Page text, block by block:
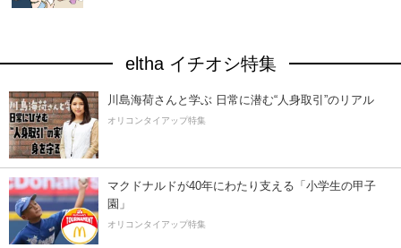
eltha イチオシ特集
川島海荷さんと学ぶ 日常に潜む“人身取引”のリアル
オリコンタイアップ特集
マクドナルドが40年にわたり支える「小学生の甲子
園」
オリコンタイアップ特集